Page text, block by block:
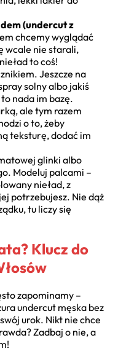
(undercut z
chcemy wyglądać
wcale nie starali,
to coś!
Jeszcze na
solny albo jakiś
nada im bazę.
ale tym razem
o to, żeby
teksturę, dodać im
glinki albo
Modeluj palcami –
nieład, z
potrzebujesz. Nie dąż
tu liczy się
Klucz do
zapominamy –
undercut męska bez
urok. Nikt nie chce
Zadbaj o nie, a